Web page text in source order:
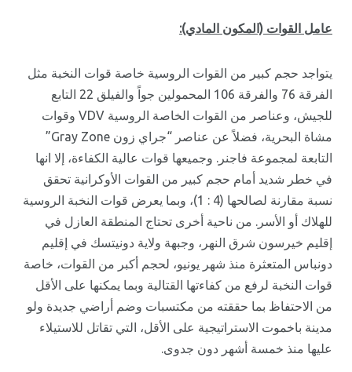
عامل القوات (المكون المادي):
يتواجد حجم كبير من القوات الروسية خاصة قوات النخبة مثل
الفرقة 76 والفرقة 106 المحمولين جواً والفيلق 22 التابع
للجيش، وعناصر من القوات الخاصة الروسية VDV وقوات
مشاة البحرية، فضلاً عن عناصر “جراي زون Gray Zone”
التابعة لمجموعة فاجنر. وجميعها قوات عالية الكفاءة، إلا انها
في خطر شديد أمام حجم كبير من القوات الأوكرانية تحقق
نسبة مقارنة لصالحها (4 : 1)، وبما يعرض قوات النخبة الروسية
للهلاك أو الأسر. من ناحية أخرى تحتاج المنطقة العازل في
إقليم خيرسون شرق النهر، وجبهة ولاية دونيتسك في إقليم
دونباس المتعثرة منذ شهر يونيو، لحجم أكبر من القوات، خاصة
قوات النخبة لرفع من كفاءتها القتالية وبما يمكنها على الأقل
من الاحتفاظ بما حققته من مكتسبات وضم أراضي جديدة ولو
مدينة باخموت الاستراتيجية على الأقل، التي تقاتل للاستيلاء
عليها منذ خمسة أشهر دون جدوى.